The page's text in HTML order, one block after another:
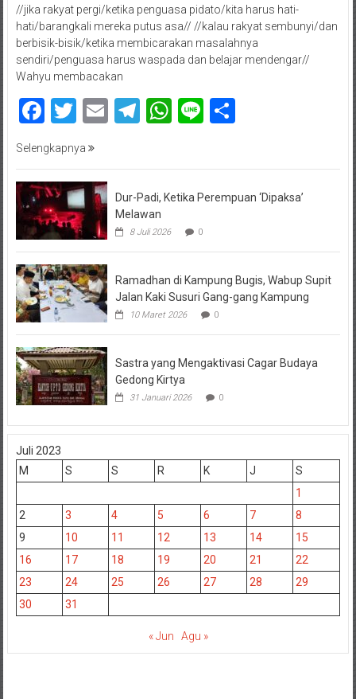
//jika rakyat pergi/ketika penguasa pidato/kita harus hati-
hati/barangkali mereka putus asa// //kalau rakyat sembunyi/dan
berbisik-bisik/ketika membicarakan masalahnya
sendiri/penguasa harus waspada dan belajar mendengar//
Wahyu membacakan
Facebook
Twitter
EmailTelegram
WhatsApp
Line
Selengkapnya
Dur-Padi, Ketika Perempuan ‘Dipaksa’
Melawan
8 Juli 2026 0
Ramadhan di Kampung Bugis, Wabup Supit
Jalan Kaki Susuri Gang-gang Kampung
10 Maret 2026 0
Sastra yang Mengaktivasi Cagar Budaya
Gedong Kirtya
31 Januari 2026 0
Juli 2023
M
S S R K J
S
1
2
3 4 5 6 7
8
9
10 11 12 13 14
15
16
17 18 19 20 21
22
23
24 25 26 27 28
29
30
31
« Jun Agu »